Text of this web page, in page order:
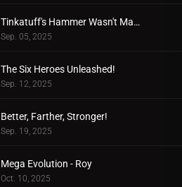
Tinkatuff's Hammer Wasn't Made in a Year!
Sep. 05, 2025
The Six Heroes Unleashed!
Sep. 12, 2025
Better, Farther, Stronger!
Sep. 19, 2025
Mega Evolution - Roy
Oct. 10, 2025